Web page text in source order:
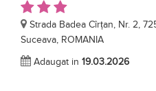
Strada Badea Cîrțan, Nr. 2,
Suceava, ROMANIA
Adaugat in 19.03.2026